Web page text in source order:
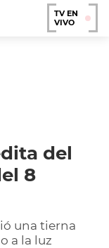
TV EN
VIVO
del
8
una tierna
a la luz